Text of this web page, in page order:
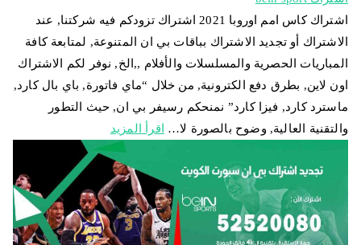
اشتراك كاس امم اوروبا 2021 اشتراك تزودكم فيه شركتنا, عند
الاشتراك أو تجديد الاشتراك بباقات بي ان المتنوعة, لمتابعة كافة
المباريات الحصرية والمسلسلات والأفلام ,,الخ, نوفر لكم الاشتراك
اون لاين, بطرق دفع الكترونية, من خلال “ماي فاتورة, باي بال كارد,
ماسترد كارد, فيزا كارد” نمنحكم رسيفر بي ان, حيث التطور
والتقنية العالية, وضوح بالصورة لا…
اقرأ المزيد